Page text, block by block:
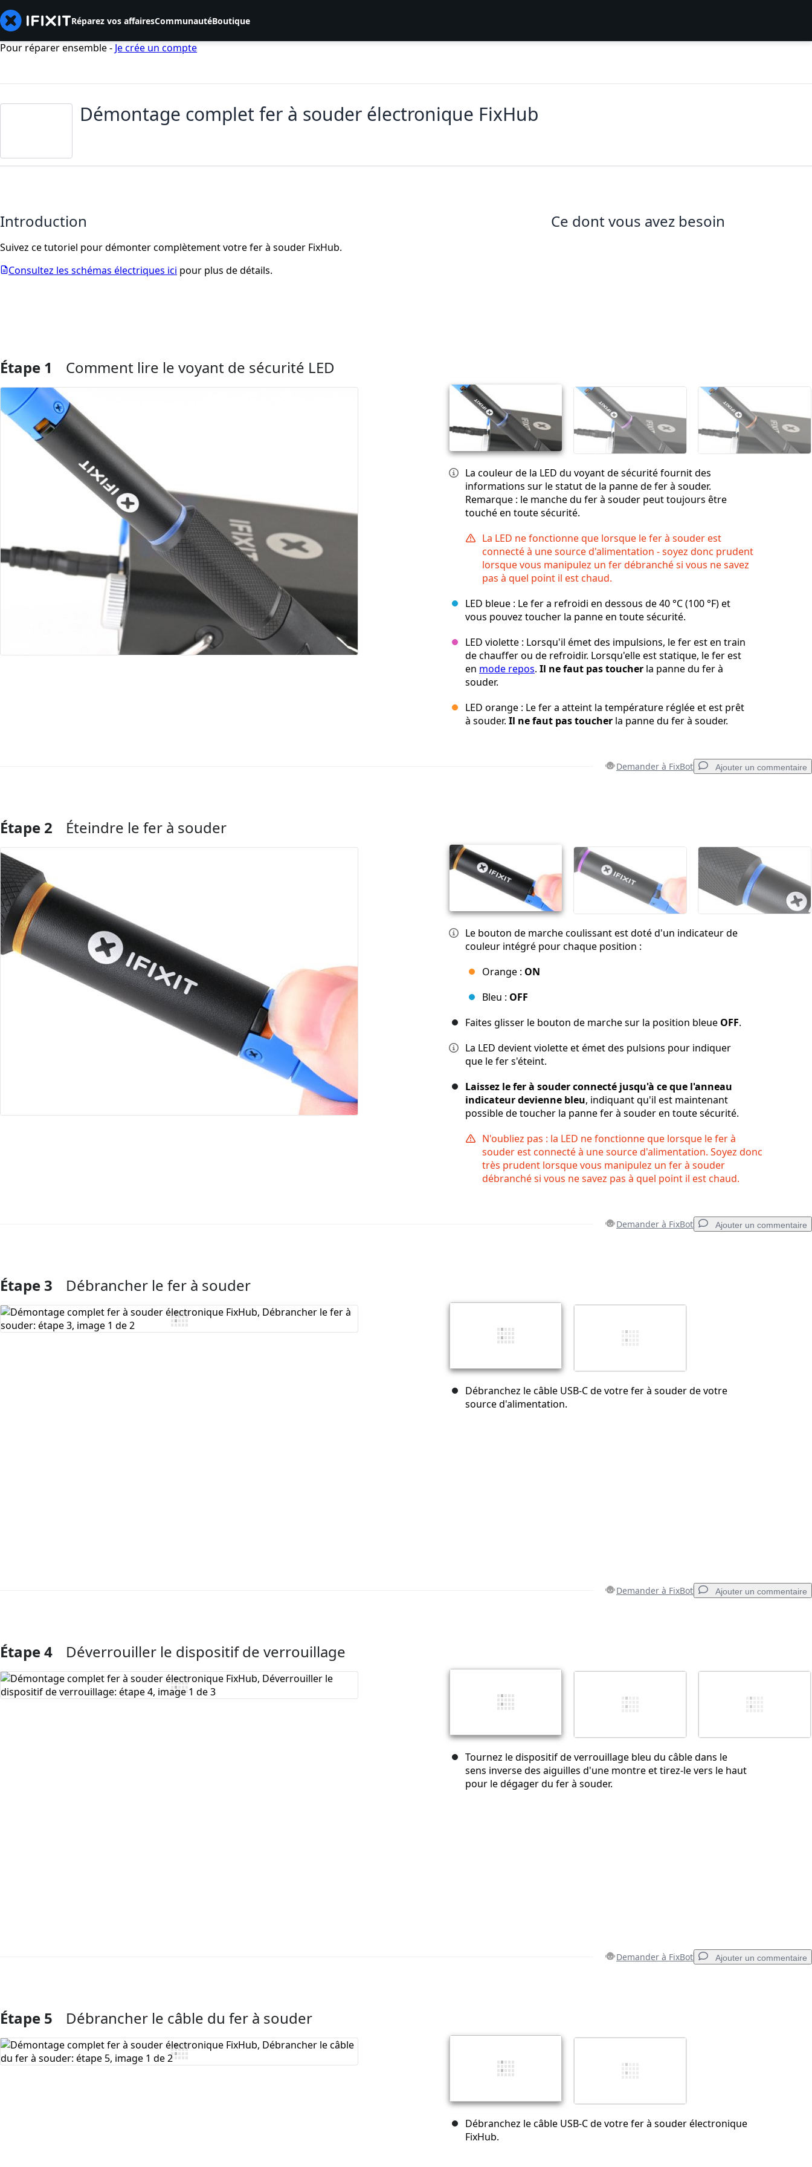
Réparez vos affairesCommunautéBoutique
Pour réparer ensemble - Je crée un compte
Démontage complet fer à souder électronique FixHub
Introduction
Suivez ce tutoriel pour démonter complètement votre fer à souder FixHub.
Consultez les schémas électriques ici pour plus de détails.
Ce dont vous avez besoin
Étape 1 Comment lire le voyant de sécurité LED
La couleur de la LED du voyant de sécurité fournit des
informations sur le statut de la panne de fer à souder.
Remarque : le manche du fer à souder peut toujours être
touché en toute sécurité.
La LED ne fonctionne que lorsque le fer à souder est
connecté à une source d'alimentation - soyez donc prudent
lorsque vous manipulez un fer débranché si vous ne savez
pas à quel point il est chaud.
LED bleue : Le fer a refroidi en dessous de 40 °C (100 °F) et
vous pouvez toucher la panne en toute sécurité.
LED violette : Lorsqu'il émet des impulsions, le fer est en train
de chauffer ou de refroidir. Lorsqu'elle est statique, le fer est
en mode repos. Il ne faut pas toucher la panne du fer à
souder.
LED orange : Le fer a atteint la température réglée et est prêt
à souder. Il ne faut pas toucher la panne du fer à souder.
Demander à FixBot Ajouter un commentaire
Ajouter un commentaire
Annuler Publier un commentaire
Étape 2 Éteindre le fer à souder
Le bouton de marche coulissant est doté d'un indicateur de
couleur intégré pour chaque position :
Orange : ON
Bleu : OFF
Faites glisser le bouton de marche sur la position bleue OFF.
La LED devient violette et émet des pulsions pour indiquer
que le fer s'éteint.
Laissez le fer à souder connecté jusqu'à ce que l'anneau
indicateur devienne bleu, indiquant qu'il est maintenant
possible de toucher la panne fer à souder en toute sécurité.
N'oubliez pas : la LED ne fonctionne que lorsque le fer à
souder est connecté à une source d'alimentation. Soyez donc
très prudent lorsque vous manipulez un fer à souder
débranché si vous ne savez pas à quel point il est chaud.
Demander à FixBot Ajouter un commentaire
Ajouter un commentaire
Étape 3 Débrancher le fer à souder
Débranchez le câble USB-C de votre fer à souder de votre
source d'alimentation.
Demander à FixBot Ajouter un commentaire
Ajouter un commentaire
Publier un commentaire
Étape 4 Déverrouiller le dispositif de verrouillage
Tournez le dispositif de verrouillage bleu du câble dans le
sens inverse des aiguilles d'une montre et tirez-le vers le haut
pour le dégager du fer à souder.
Demander à FixBot Ajouter un commentaire
Ajouter un commentaire
Étape 5 Débrancher le câble du fer à souder
Débranchez le câble USB-C de votre fer à souder électronique
FixHub.